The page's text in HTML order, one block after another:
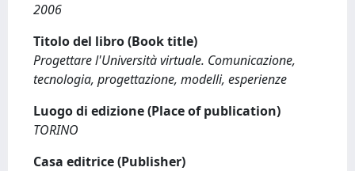
2006
Titolo del libro (Book title)
Progettare l'Università virtuale. Comunicazione,
tecnologia, progettazione, modelli, esperienze
Luogo di edizione (Place of publication)
TORINO
Casa editrice (Publisher)